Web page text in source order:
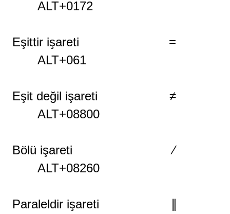
ALT+0172
Eşittir işareti =
ALT+061
Eşit değil işareti ≠
ALT+08800
Bölü işareti ⁄
ALT+08260
Paraleldir işareti ∥